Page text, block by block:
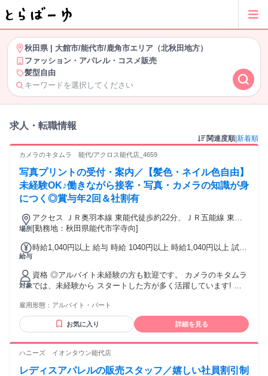
秋田県| 大館市/能代市/鹿角市エリア（北秋田地方）
ファッション・アパレル・コスメ販売
髪型自由
キーワードを選択してください
求人・転職情報
関連度順 新着順
カメラのキタムラ 能代/アクロス能代店_4659
写真プリントの受付・案内／【髪色・ネイル色自由】
未経験OK♪働きながら接客・写真・カメラの知識が身
につく◎賞与年2回＆社割有
場所
アクセス ＪＲ奥羽本線 東能代徒歩約22分、ＪＲ五能線 東能
代徒歩約22分、ＪＲ五能線 能代徒歩約43分 五能線「能代駅」
[勤務地：秋田県能代市字寺向]
給与
時給1,040円以上 給与 時給 1040円以上 時給1,040円以上 試用
対象
資格 ◎アルバイト未経験の方も歓迎です。 カメラのキタムラ
では、未経験から スタートした方が多く活躍しています! ◎
可証が 必要です。 ◎長期勤務（6か月以上）の募集です。 ◎
簡単なPC操作可能な方歓迎！
雇用形態： アルバイト・パート
お気に入り 詳細を見る
ハニーズ イオンタウン能代店
レディスアパレルの販売スタッフ／嬉しい社員割引制